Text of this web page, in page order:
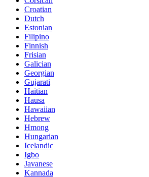
Croatian
Dutch
Estonian
Filipino
Finnish
Frisian
Galician
Georgian
Gujarati
Haitian
Hausa
Hawaiian
Hebrew
Hmong
Hungarian
Icelandic
Igbo
Javanese
Kannada